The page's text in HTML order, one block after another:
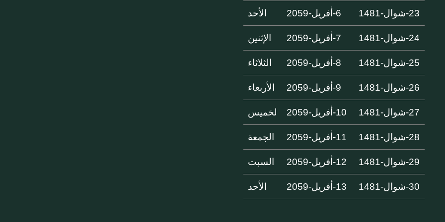
23-شوال-1481 6-أفريل-2059 الأحد
24-شوال-1481 7-أفريل-2059 الإثنين
25-شوال-1481 8-أفريل-2059 الثلاثاء
26-شوال-1481 9-أفريل-2059 الأربعاء
27-شوال-1481 10-أفريل-2059 لخميس
28-شوال-1481 11-أفريل-2059 الجمعة
29-شوال-1481 12-أفريل-2059 السبت
30-شوال-1481 13-أفريل-2059 الأحد